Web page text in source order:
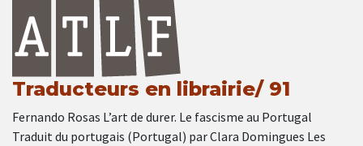
Traducteurs en librairie/ 91
Fernando Rosas L’art de durer. Le fascisme au Portugal
Traduit du portugais (Portugal) par Clara Domingues Les